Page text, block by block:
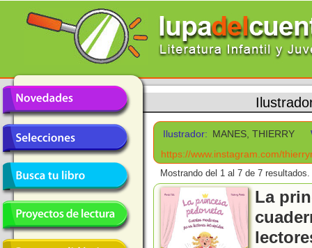
Ilustrador: MANES, THIERRY
https://www.instagram.com/
Mostrando del 1 al 7 de 7 resultados.
La